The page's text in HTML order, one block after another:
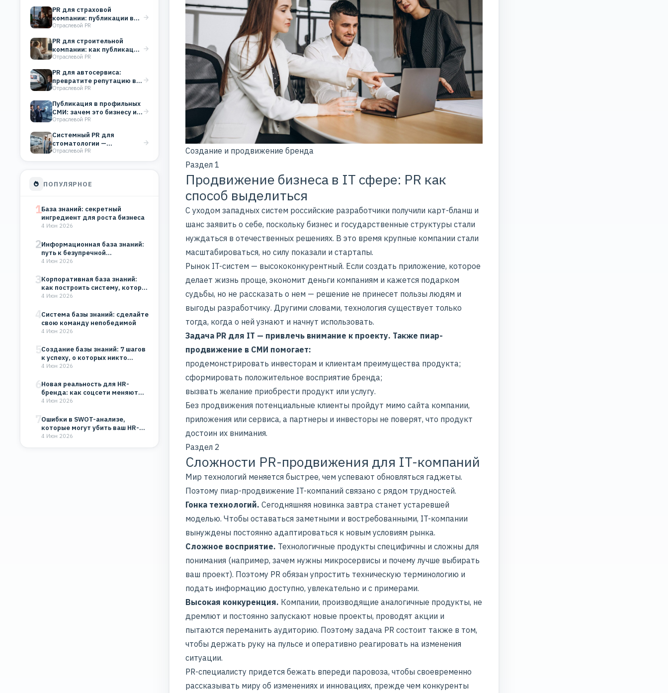
PR для страховой
компании: публикации в
СМИ строят доверие и…
Отраслевой PR
PR для строительной
компании: как публикации
в СМИ укрепляют
Отраслевой PR
PR для автосервиса:
превратите репутацию в
поток клиентов
Отраслевой PR
Публикация в профильных
СМИ: зачем это бизнесу и
как выбрать…
Отраслевой PR
Системный PR для
стоматологии —
увеличение потока
Отраслевой PR
ПОПУЛЯРНОЕ
1База знаний: секретный
ингредиент для роста бизнеса
4 Июн 2026
2Информационная база знаний:
путь к безупречной
организации
4 Июн 2026
3Корпоративная база знаний:
как построить систему, которая
будет работать на…
4 Июн 2026
4Система базы знаний: сделайте
свою команду непобедимой
4 Июн 2026
5Создание базы знаний: 7 шагов
к успеху, о которых никто…
4 Июн 2026
6Новая реальность для HR-
бренда: как соцсети меняют
восприятие компании
4 Июн 2026
7Ошибки в SWOT-анализе,
которые могут убить ваш HR-
бренд и бизнес
4 Июн 2026
Создание и продвижение бренда
Раздел 1
Продвижение бизнеса в IT сфере: PR как
способ выделиться
С уходом западных систем российские разработчики получили карт-бланш и
шанс заявить о себе, поскольку бизнес и государственные структуры стали
нуждаться в отечественных решениях. В это время крупные компании стали
масштабироваться, но силу показали и стартапы.
Рынок IT-систем — высококонкурентный. Если создать приложение, которое
делает жизнь проще, экономит деньги компаниям и кажется подарком
судьбы, но не рассказать о нем — решение не принесет пользы людям и
выгоды разработчику. Другими словами, технология существует только
тогда, когда о ней узнают и начнут использовать.
Задача PR для IT — привлечь внимание к проекту. Также пиар-
продвижение в СМИ помогает:
продемонстрировать инвесторам и клиентам преимущества продукта;
сформировать положительное восприятие бренда;
вызвать желание приобрести продукт или услугу.
Без продвижения потенциальные клиенты пройдут мимо сайта компании,
приложения или сервиса, а партнеры и инвесторы не поверят, что продукт
достоин их внимания.
Раздел 2
Сложности PR-продвижения для IT-компаний
Мир технологий меняется быстрее, чем успевают обновляться гаджеты.
Поэтому пиар-продвижение IT-компаний связано с рядом трудностей.
Гонка технологий. Сегодняшняя новинка завтра станет устаревшей
моделью. Чтобы оставаться заметными и востребованными, IT-компании
вынуждены постоянно адаптироваться к новым условиям рынка.
Сложное восприятие. Технологичные продукты специфичны и сложны для
понимания (например, зачем нужны микросервисы и почему лучше выбирать
ваш проект). Поэтому PR обязан упростить техническую терминологию и
подать информацию доступно, увлекательно и с примерами.
Высокая конкуренция. Компании, производящие аналогичные продукты, не
дремлют и постоянно запускают новые проекты, проводят акции и
пытаются переманить аудиторию. Поэтому задача PR состоит также в том,
чтобы держать руку на пульсе и оперативно реагировать на изменения
ситуации.
PR-специалисту придется бежать впереди паровоза, чтобы своевременно
рассказывать миру об изменениях и инновациях, прежде чем конкуренты